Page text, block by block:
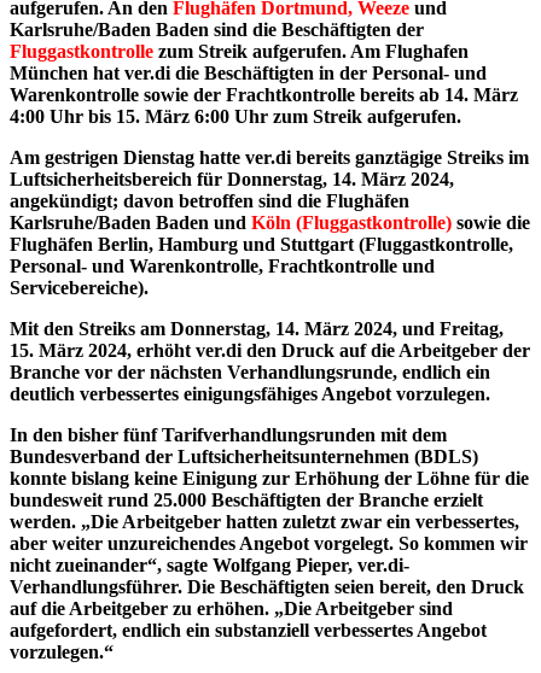
aufgerufen. An den Flughäfen Dortmund, Weeze und
Karlsruhe/Baden Baden sind die Beschäftigten der
Fluggastkontrolle zum Streik aufgerufen. Am Flughafen
München hat ver.di die Beschäftigten in der Personal- und
Warenkontrolle sowie der Frachtkontrolle bereits ab 14. März
4:00 Uhr bis 15. März 6:00 Uhr zum Streik aufgerufen.
Am gestrigen Dienstag hatte ver.di bereits ganztägige Streiks im
Luftsicherheitsbereich für Donnerstag, 14. März 2024,
angekündigt; davon betroffen sind die Flughäfen
Karlsruhe/Baden Baden und Köln (Fluggastkontrolle) sowie die
Flughäfen Berlin, Hamburg und Stuttgart (Fluggastkontrolle,
Personal- und Warenkontrolle, Frachtkontrolle und
Servicebereiche).
Mit den Streiks am Donnerstag, 14. März 2024, und Freitag,
15. März 2024, erhöht ver.di den Druck auf die Arbeitgeber der
Branche vor der nächsten Verhandlungsrunde, endlich ein
deutlich verbessertes einigungsfähiges Angebot vorzulegen.
In den bisher fünf Tarifverhandlungsrunden mit dem
Bundesverband der Luftsicherheitsunternehmen (BDLS)
konnte bislang keine Einigung zur Erhöhung der Löhne für die
bundesweit rund 25.000 Beschäftigten der Branche erzielt
werden. „Die Arbeitgeber hatten zuletzt zwar ein verbessertes,
aber weiter unzureichendes Angebot vorgelegt. So kommen wir
nicht zueinander“, sagte Wolfgang Pieper, ver.di-
Verhandlungsführer. Die Beschäftigten seien bereit, den Druck
auf die Arbeitgeber zu erhöhen. „Die Arbeitgeber sind
aufgefordert, endlich ein substanziell verbessertes Angebot
vorzulegen.“